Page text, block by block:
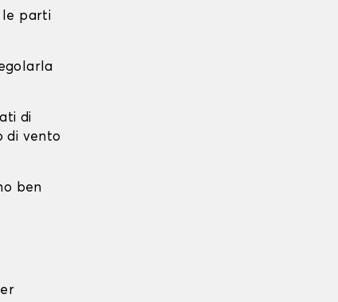
le parti
di
di vento
ben